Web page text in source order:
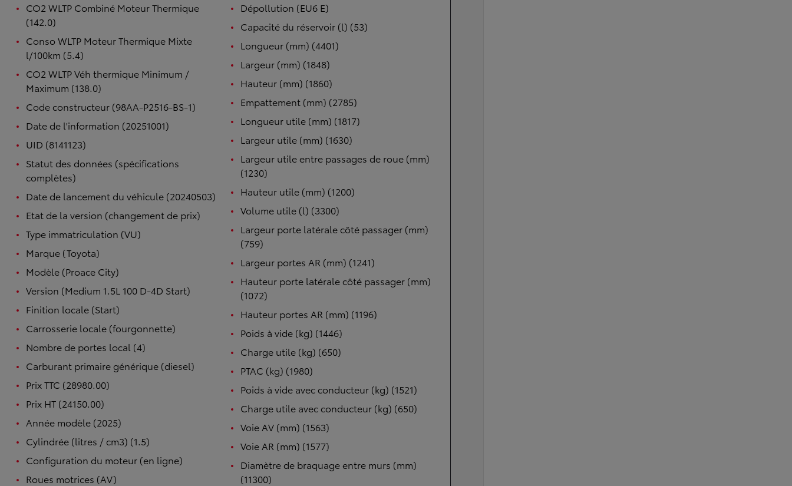
CO2 WLTP Combiné Moteur Thermique
(142.0)
Conso WLTP Moteur Thermique Mixte
l/100km (5.4)
CO2 WLTP Véh thermique Minimum /
Maximum (138.0)
Code constructeur (98AA-P2516-BS-1)
Date de l'information (20251001)
UID (8141123)
Statut des données (spécifications
complètes)
Date de lancement du véhicule (20240503)
Etat de la version (changement de prix)
Type immatriculation (VU)
Marque (Toyota)
Modèle (Proace City)
Version (Medium 1.5L 100 D-4D Start)
Finition locale (Start)
Carrosserie locale (fourgonnette)
Nombre de portes local (4)
Carburant primaire générique (diesel)
Prix TTC (28980.00)
Prix HT (24150.00)
Année modèle (2025)
Cylindrée (litres / cm3) (1.5)
Configuration du moteur (en ligne)
Roues motrices (AV)
Dépollution (EU6 E)
Capacité du réservoir (l) (53)
Longueur (mm) (4401)
Largeur (mm) (1848)
Hauteur (mm) (1860)
Empattement (mm) (2785)
Longueur utile (mm) (1817)
Largeur utile (mm) (1630)
Largeur utile entre passages de roue (mm)
(1230)
Hauteur utile (mm) (1200)
Volume utile (l) (3300)
Largeur porte latérale côté passager (mm)
(759)
Largeur portes AR (mm) (1241)
Hauteur porte latérale côté passager (mm)
(1072)
Hauteur portes AR (mm) (1196)
Poids à vide (kg) (1446)
Charge utile (kg) (650)
PTAC (kg) (1980)
Poids à vide avec conducteur (kg) (1521)
Charge utile avec conducteur (kg) (650)
Voie AV (mm) (1563)
Voie AR (mm) (1577)
Diamètre de braquage entre murs (mm)
(11300)